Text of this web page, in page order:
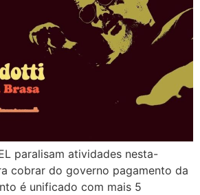
paralisam atividades nesta-
cobrar do governo pagamento da
é unificado com mais 5